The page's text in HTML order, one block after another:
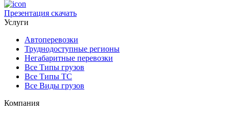
Презентация скачать
Услуги
Автоперевозки
Труднодоступные регионы
Негабаритные перевозки
Все Типы грузов
Все Типы ТС
Все Виды грузов
Компания